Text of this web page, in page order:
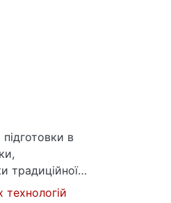
в
традиційної
вивчення